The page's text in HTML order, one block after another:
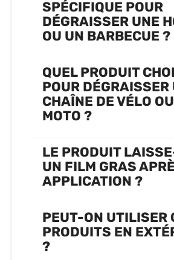
SPÉCIFIQUE POUR
DÉGRAISSER UNE
OU UN BARBECUE ?
QUEL PRODUIT
POUR DÉGRAISSER
CHAÎNE DE VÉLO
MOTO ?
LE PRODUIT
UN FILM GRAS
APPLICATION ?
PEUT-ON UTILISER
PRODUITS EN
?